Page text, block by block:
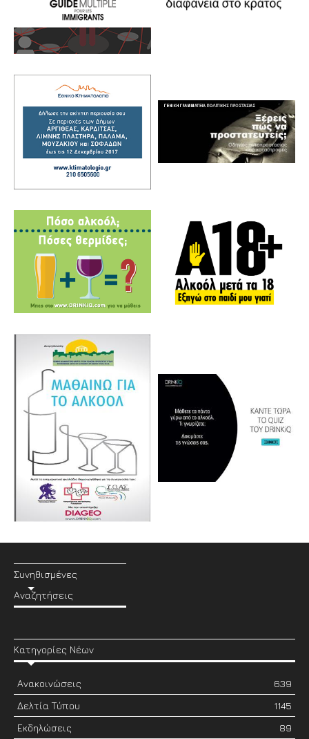
Συνηθισμένες
Αναζητήσεις
Κατηγορίες Νέων
Ανακοινώσεις
639
Δελτία Τύπου
1145
Εκδηλώσεις
89